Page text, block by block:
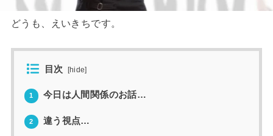
どうも、えいきちです。
目次 [hide]
1 今日は人間関係のお話…
2 違う視点…